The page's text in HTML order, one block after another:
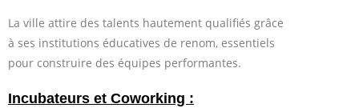
La ville attire des talents hautement qualifiés grâce
à ses institutions éducatives de renom, essentiels
pour construire des équipes performantes.
Incubateurs et Coworking :